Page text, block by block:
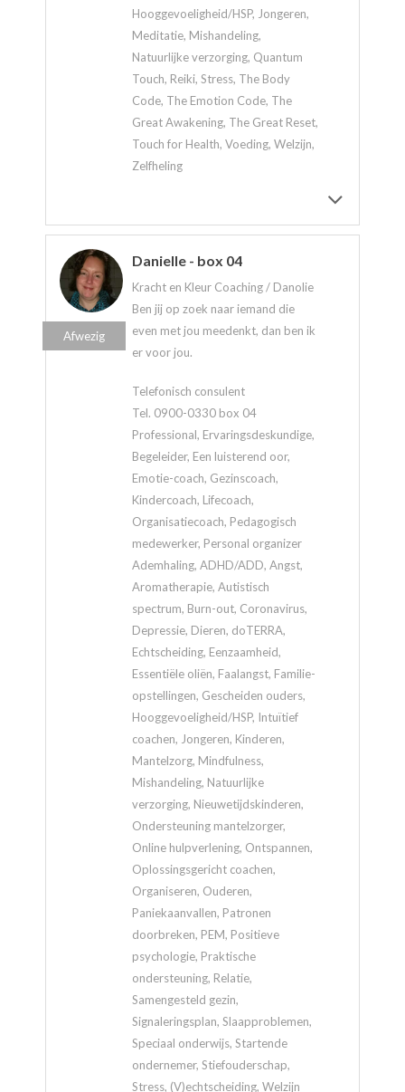
Hooggevoeligheid/HSP, Jongeren,
Meditatie, Mishandeling,
Natuurlijke verzorging, Quantum
Touch, Reiki, Stress, The Body
Code, The Emotion Code, The
Great Awakening, The Great Reset,
Touch for Health, Voeding, Welzijn,
Zelfheling
Danielle - box 04
Kracht en Kleur Coaching / Danolie
Ben jij op zoek naar iemand die
even met jou meedenkt, dan ben ik
er voor jou.
Telefonisch consulent
Tel. 0900-0330 box 04
Professional, Ervaringsdeskundige,
Begeleider, Een luisterend oor,
Emotie-coach, Gezinscoach,
Kindercoach, Lifecoach,
Organisatiecoach, Pedagogisch
medewerker, Personal organizer
Ademhaling, ADHD/ADD, Angst,
Aromatherapie, Autistisch
spectrum, Burn-out, Coronavirus,
Depressie, Dieren, doTERRA,
Echtscheiding, Eenzaamheid,
Essentiële oliën, Faalangst, Familie-
opstellingen, Gescheiden ouders,
Hooggevoeligheid/HSP, Intuïtief
coachen, Jongeren, Kinderen,
Mantelzorg, Mindfulness,
Mishandeling, Natuurlijke
verzorging, Nieuwetijdskinderen,
Ondersteuning mantelzorger,
Online hulpverlening, Ontspannen,
Oplossingsgericht coachen,
Organiseren, Ouderen,
Paniekaanvallen, Patronen
doorbreken, PEM, Positieve
psychologie, Praktische
ondersteuning, Relatie,
Samengesteld gezin,
Signaleringsplan, Slaapproblemen,
Speciaal onderwijs, Startende
ondernemer, Stiefouderschap,
Stress, (V)echtscheiding, Welzijn
Afwezig